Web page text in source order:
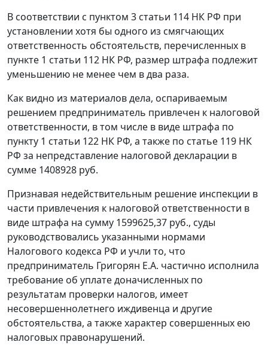
В соответствии с пунктом 3 статьи 114 НК РФ при
установлении хотя бы одного из смягчающих
ответственность обстоятельств, перечисленных в
пункте 1 статьи 112 НК РФ, размер штрафа подлежит
уменьшению не менее чем в два раза.
Как видно из материалов дела, оспариваемым
решением предприниматель привлечен к налоговой
ответственности, в том числе в виде штрафа по
пункту 1 статьи 122 НК РФ, а также по статье 119 НК
РФ за непредставление налоговой декларации в
сумме 1408928 руб.
Признавая недействительным решение инспекции в
части привлечения к налоговой ответственности в
виде штрафа на сумму 1599625,37 руб., суды
руководствовались указанными нормами
Налогового кодекса РФ и учли то, что
предприниматель Григорян Е.А. частично исполнила
требование об уплате доначисленных по
результатам проверки налогов, имеет
несовершеннолетнего иждивенца и другие
обстоятельства, а также характер совершенных ею
налоговых правонарушений.